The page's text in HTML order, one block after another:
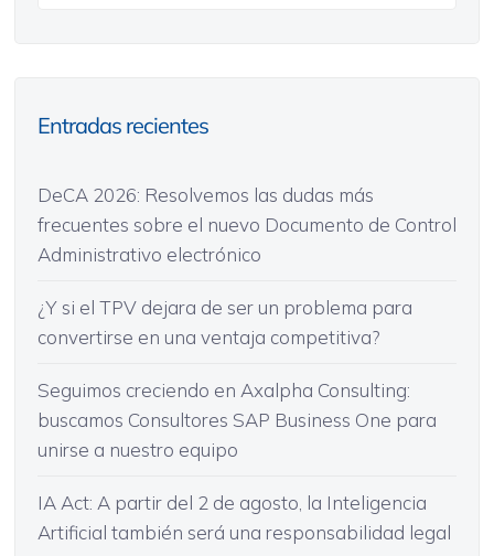
Entradas recientes
DeCA 2026: Resolvemos las dudas más
frecuentes sobre el nuevo Documento de Control
Administrativo electrónico
¿Y si el TPV dejara de ser un problema para
convertirse en una ventaja competitiva?
Seguimos creciendo en Axalpha Consulting:
buscamos Consultores SAP Business One para
unirse a nuestro equipo
IA Act: A partir del 2 de agosto, la Inteligencia
Artificial también será una responsabilidad legal